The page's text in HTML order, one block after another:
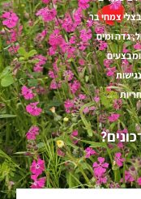
צמחי בר
גדה ומים